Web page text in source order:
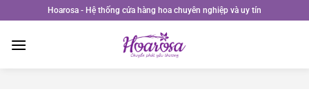
qua
nội
Hoarosa - Hệ thống cửa hàng hoa chuyên nghiệp và uy tín